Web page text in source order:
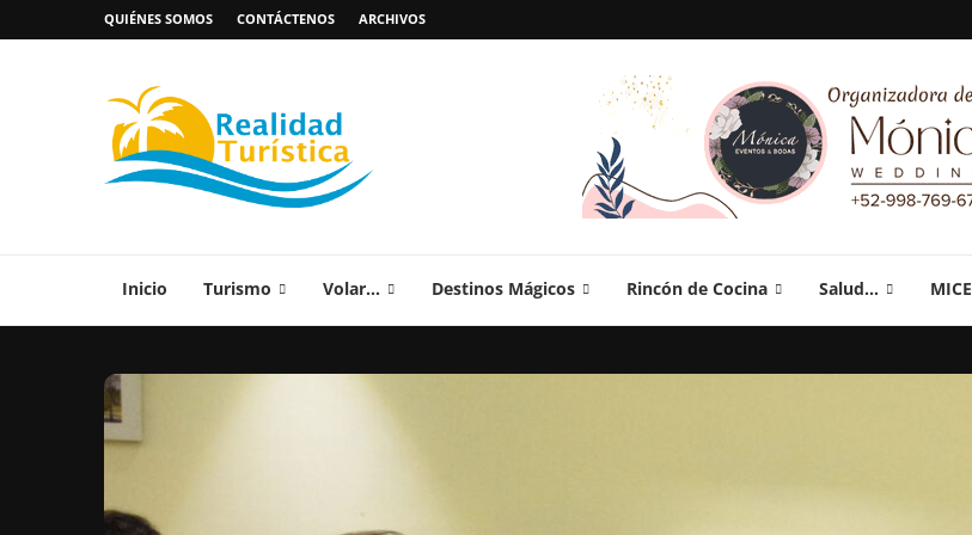
QUIÉNES SOMOS CONTÁCTENOS ARCHIVOS
Inicio Turismo Volar… Destinos Mágicos Rincón de Cocina Salud… MICE